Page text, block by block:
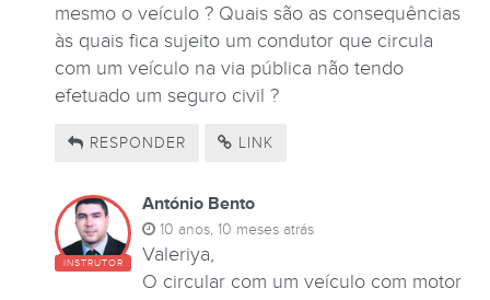
mesmo o veículo ? Quais são as consequências
às quais fica sujeito um condutor que circula
com um veículo na via pública não tendo
efetuado um seguro civil ?
RESPONDER LINK
INSTRUTOR
António Bento
10 anos, 10 meses atrás
Valeriya,
O circular com um veículo com motor